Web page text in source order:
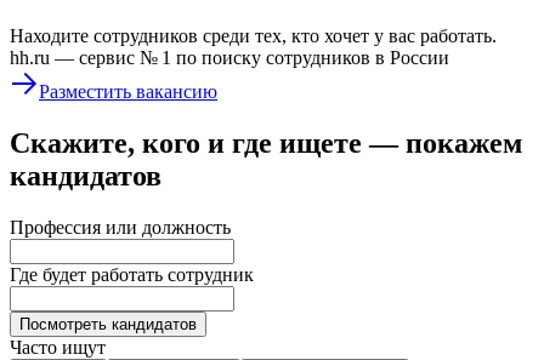
Находите сотрудников среди тех, кто хочет у вас работать.
hh.ru — сервис № 1 по поиску сотрудников в России
Разместить вакансию
Скажите, кого и где ищете — покажем
кандидатов
Профессия или должность
Где будет работать сотрудник
Посмотреть кандидатов
Часто ищут